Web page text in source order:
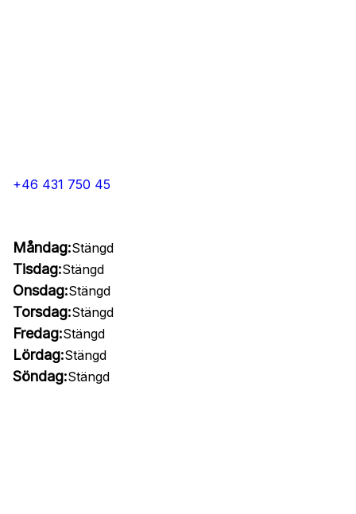
+46 431 750 45
Måndag:Stängd
Tisdag:Stängd
Onsdag:Stängd
Torsdag:Stängd
Fredag:Stängd
Lördag:Stängd
Söndag:Stängd